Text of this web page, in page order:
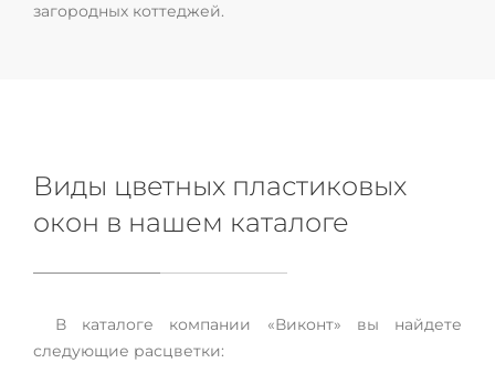
загородных коттеджей.
Виды цветных пластиковых
окон в нашем каталоге
В каталоге компании «Виконт» вы найдете
следующие расцветки: